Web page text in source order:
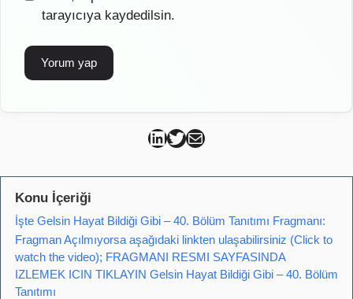
tarayıcıya kaydedilsin.
Can Kütahya Linkedin
Can Kütahya Twitter
Can Kütahya Mail
Konu İçeriği
İşte Gelsin Hayat Bildiği Gibi – 40. Bölüm Tanıtımı Fragmanı:
Fragman Açılmıyorsa aşağıdaki linkten ulaşabilirsiniz (Click to
watch the video); FRAGMANI RESMI SAYFASINDA
IZLEMEK ICIN TIKLAYIN Gelsin Hayat Bildiği Gibi – 40. Bölüm
Tanıtımı